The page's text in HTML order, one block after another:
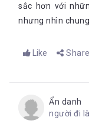
sắc hơn với
nhưng nhìn
Like Share
Ẩn danh
người đi